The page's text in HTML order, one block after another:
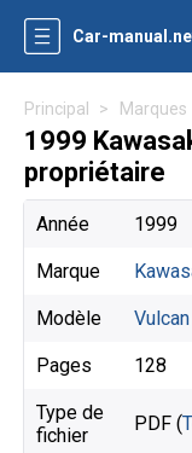
Car-
Principal Marques
1999
propriétaire
Année 1999
Marque
Modèle
Pages 128
Type de
fichier
PDF (